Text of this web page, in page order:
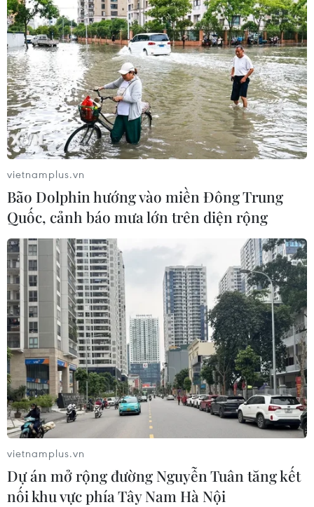
Italy thu hồi một bức tranh bị đánh cắp
của Leonardo da Vinci
11/02/2015 01:03
Một bức tranh được cho là của danh họa Leonardo da
Vinci đã được các cảnh sát Italy thu hồi ở Thụy Sĩ và
đưa nó trở lại Italy.
vietnamplus.vn
Bão Dolphin hướng vào miền Đông Trung
Quốc, cảnh báo mưa lớn trên diện rộng
vietnamplus.vn
Dự án mở rộng đường Nguyễn Tuân tăng kết
nối khu vực phía Tây Nam Hà Nội